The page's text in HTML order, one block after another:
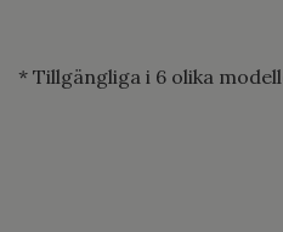
* Tillgängliga i 6 olika